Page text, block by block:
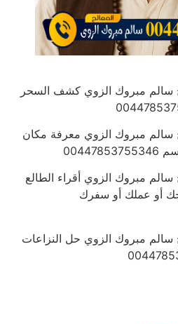
سالم مبروك الزوي كشف السحر
سالم مبروك الزوي معرفة مكان
سالم مبروك الزوي أقراء الطالع
أو عملك أو سفرك
سالم مبروك الزوي حل النزاعات